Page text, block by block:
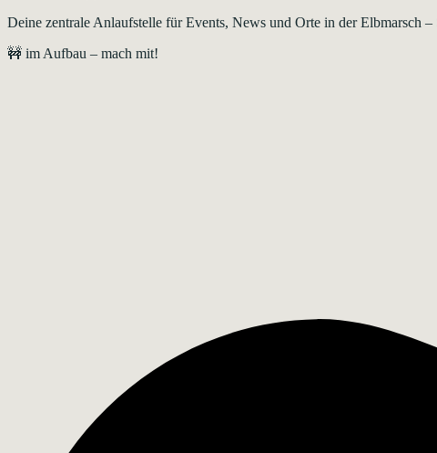
Deine zentrale Anlaufstelle für Events, News und Orte in der Elbmarsch
🚧 im Aufbau – mach mit!